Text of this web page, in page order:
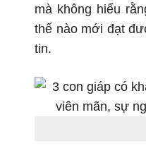
mà không hiểu
thế nào mới đạt
tin.